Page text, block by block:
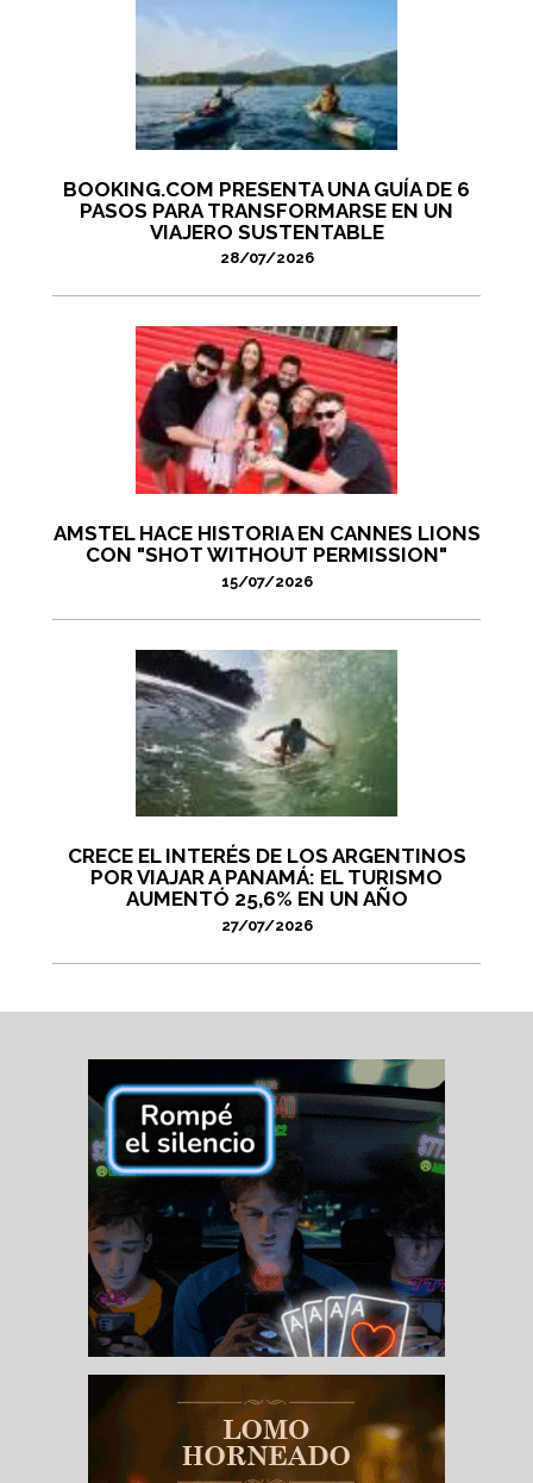
BOOKING.COM PRESENTA UNA GUÍA DE 6
PASOS PARA TRANSFORMARSE EN UN
VIAJERO SUSTENTABLE
28/07/2026
AMSTEL HACE HISTORIA EN CANNES LIONS
CON "SHOT WITHOUT PERMISSION"
15/07/2026
CRECE EL INTERÉS DE LOS ARGENTINOS
POR VIAJAR A PANAMÁ: EL TURISMO
AUMENTÓ 25,6% EN UN AÑO
27/07/2026